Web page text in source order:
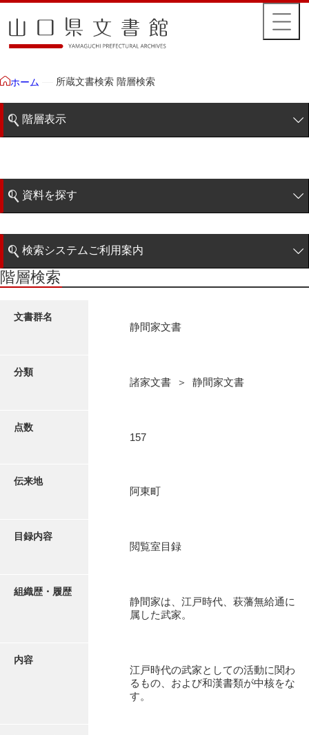
ホーム 所蔵文書検索 階層検索
階層表示
藩政文書
特定歴史公文書
諸家文書
荒瀬家文書（防府市）
阿武家文書（美祢市）
阿武家文書(美祢市２)
資料を探す
階層検索
近代刊行写真帳類
検索システムご利用案内
検索システムの利用について
更新履歴
階層検索
文書群名
静間家文書
分類
諸家文書 ＞ 静間家文書
点数
157
伝来地
阿東町
目録内容
閲覧室目録
組織歴・履歴
静間家は、江戸時代、萩藩無給通に
属した武家。
内容
江戸時代の武家としての活動に関わ
るもの、および和漢書類が中核をな
す。